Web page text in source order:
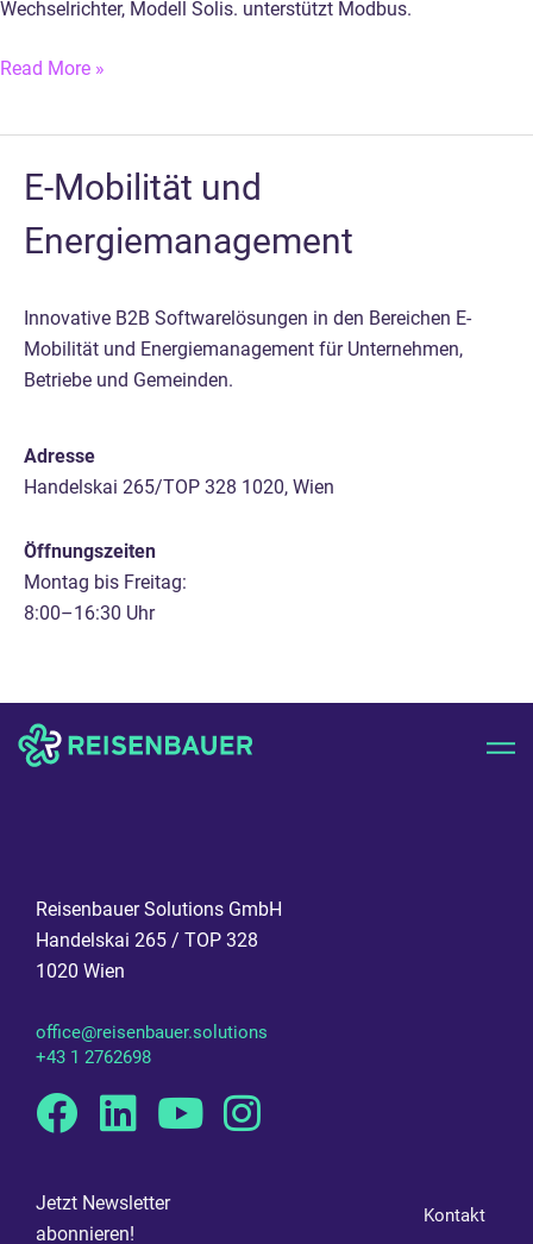
Wechselrichter, Modell Solis. unterstützt Modbus.
Read More »
E-Mobilität und
Energiemanagement
Innovative B2B Softwarelösungen in den Bereichen E-
Mobilität und Energiemanagement für Unternehmen,
Betriebe und Gemeinden.
Adresse
Handelskai 265/TOP 328 1020, Wien
Öffnungszeiten
Montag bis Freitag:
8:00–16:30 Uhr
Reisenbauer Solutions GmbH
Handelskai 265 / TOP 328
1020 Wien
office@reisenbauer.solutions
+43 1 2762698
Facebook
Linkedin
YoutubeInstagram
Jetzt Newsletter
abonnieren!
Kontakt